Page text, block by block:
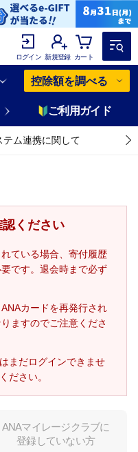
ログイン 新規登録 カート
控除額を調べる
ご利用ガイド
テム連携に関して
ください
ている場合、寄付履歴
です。退会時まで必ず
カードを再発行され
ますのでご注意くださ
まだログインできませ
ださい。
ANAマイレージクラブに
登録していない方